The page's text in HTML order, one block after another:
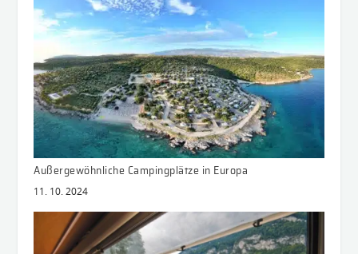
Außergewöhnliche Campingplätze in Europa
11. 10. 2024